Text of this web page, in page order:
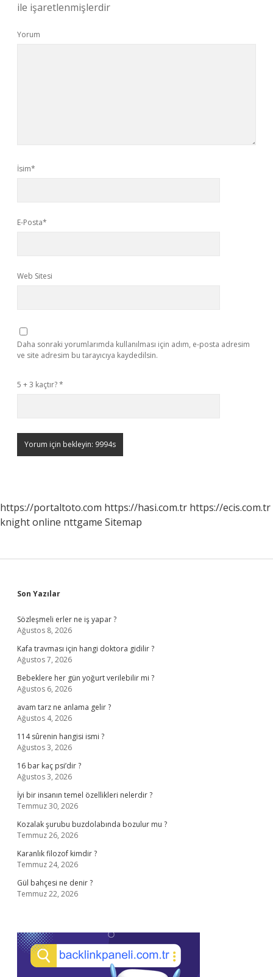
ile işaretlenmişlerdir
Yorum
İsim*
E-Posta*
Web Sitesi
Daha sonraki yorumlarımda kullanılması için adım, e-posta adresim
ve site adresim bu tarayıcıya kaydedilsin.
5 + 3 kaçtır?*
https://portaltoto.com https://hasi.com.tr https://ecis.com.tr
knight online nttgame Sitemap
Sidebar
Son Yazılar
Sözleşmeli erler ne iş yapar ?
Ağustos 8, 2026
Kafa travması için hangi doktora gidilir ?
Ağustos 7, 2026
Bebeklere her gün yoğurt verilebilir mi ?
Ağustos 6, 2026
avam tarz ne anlama gelir ?
Ağustos 4, 2026
114 sûrenin hangisi ismi ?
Ağustos 3, 2026
16 bar kaç psi’dir ?
Ağustos 3, 2026
İyi bir insanın temel özellikleri nelerdir ?
Temmuz 30, 2026
Kozalak şurubu buzdolabında bozulur mu ?
Temmuz 26, 2026
Karanlık filozof kimdir ?
Temmuz 24, 2026
Gül bahçesi ne denir ?
Temmuz 22, 2026